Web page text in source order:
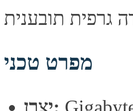
מפרט טכני